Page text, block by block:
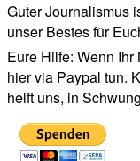
Guter Journalismus
unser Bestes für
Eure Hilfe: Wenn
hier via Paypal tun.
helft uns, in